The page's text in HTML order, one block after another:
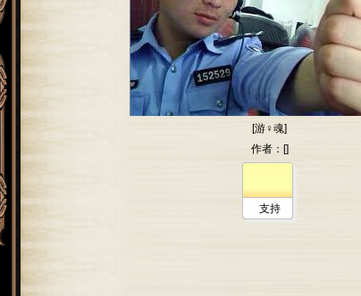
[游♀魂]
作者：[]
支持